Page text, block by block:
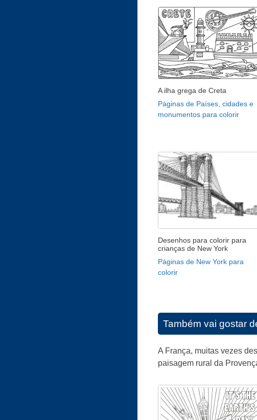
A ilha grega de Creta
Páginas de Países, cidades e
monumentos para colorir
Desenhos para colorir para
crianças de New York
Páginas de New York para
colorir
Também vai gostar
A França, muitas vezes
paisagem rural da